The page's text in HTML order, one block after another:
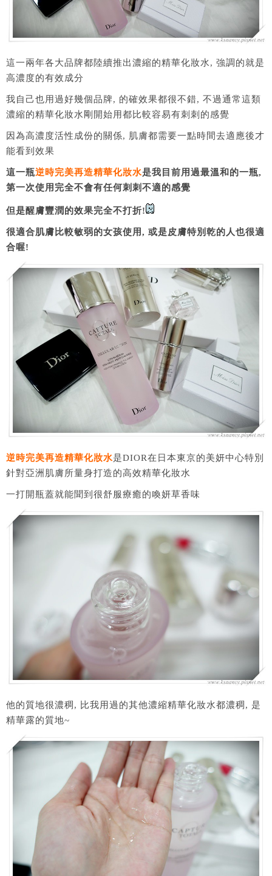
這一兩年各大品牌都陸續推出濃縮的精華化妝水, 強調的就是
高濃度的有效成分
我自己也用過好幾個品牌, 的確效果都很不錯, 不過通常這類
濃縮的精華化妝水剛開始用都比較容易有刺刺的感覺
因為高濃度活性成份的關係, 肌膚都需要一點時間去適應後才
能看到效果
這一瓶逆時完美再造精華化妝水是我目前用過最溫和的一瓶,
第一次使用完全不會有任何刺刺不適的感覺
但是醒膚豐潤的效果完全不打折!
很適合肌膚比較敏弱的女孩使用, 或是皮膚特別乾的人也很適
合喔!
逆時完美再造精華化妝水是DIOR在日本東京的美妍中心特別
針對亞洲肌膚所量身打造的高效精華化妝水
一打開瓶蓋就能聞到很舒服療癒的喚妍草香味
他的質地很濃稠, 比我用過的其他濃縮精華化妝水都濃稠, 是
精華露的質地~